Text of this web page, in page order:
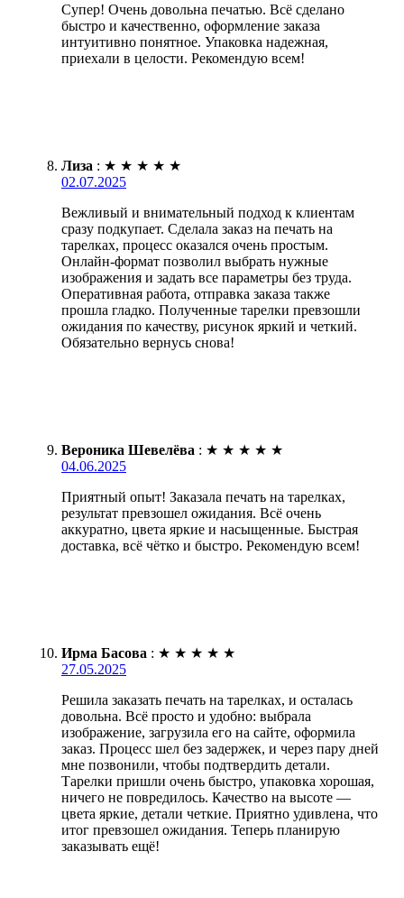
Супер! Очень довольна печатью. Всё сделано
быстро и качественно, оформление заказа
интуитивно понятное. Упаковка надежная,
приехали в целости. Рекомендую всем!
Лиза : ★ ★ ★ ★ ★
02.07.2025
Вежливый и внимательный подход к клиентам
сразу подкупает. Сделала заказ на печать на
тарелках, процесс оказался очень простым.
Онлайн-формат позволил выбрать нужные
изображения и задать все параметры без труда.
Оперативная работа, отправка заказа также
прошла гладко. Полученные тарелки превзошли
ожидания по качеству, рисунок яркий и четкий.
Обязательно вернусь снова!
Вероника Шевелёва : ★ ★ ★ ★ ★
04.06.2025
Приятный опыт! Заказала печать на тарелках,
результат превзошел ожидания. Всё очень
аккуратно, цвета яркие и насыщенные. Быстрая
доставка, всё чётко и быстро. Рекомендую всем!
Ирма Басова : ★ ★ ★ ★ ★
27.05.2025
Решила заказать печать на тарелках, и осталась
довольна. Всё просто и удобно: выбрала
изображение, загрузила его на сайте, оформила
заказ. Процесс шел без задержек, и через пару дней
мне позвонили, чтобы подтвердить детали.
Тарелки пришли очень быстро, упаковка хорошая,
ничего не повредилось. Качество на высоте —
цвета яркие, детали четкие. Приятно удивлена, что
итог превзошел ожидания. Теперь планирую
заказывать ещё!